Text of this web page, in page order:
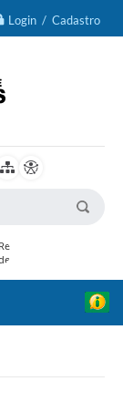
Login / Cadastro